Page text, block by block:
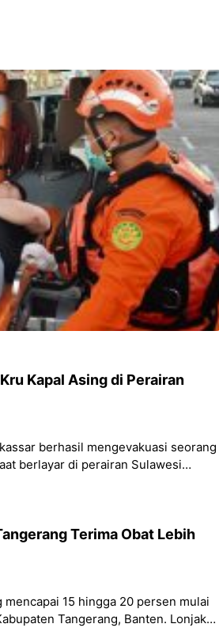
Kapal Asing di Perairan
berhasil mengevakuasi seorang
berlayar di perairan Sulawesi
Terima Obat Lebih
15 hingga 20 persen mulai
Tangerang, Banten. Lonjakan